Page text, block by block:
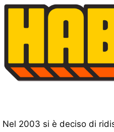
Nel 2003 si è deciso di